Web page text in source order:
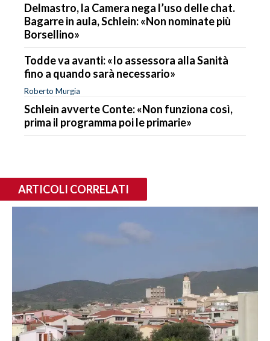
Delmastro, la Camera nega l’uso delle chat.
Bagarre in aula, Schlein: «Non nominate più
Borsellino»
Todde va avanti: «Io assessora alla Sanità
fino a quando sarà necessario»
Roberto Murgia
Schlein avverte Conte: «Non funziona così,
prima il programma poi le primarie»
ARTICOLI CORRELATI